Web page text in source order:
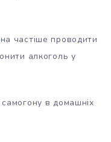
частіше проводити
алкоголь у
в домашніх